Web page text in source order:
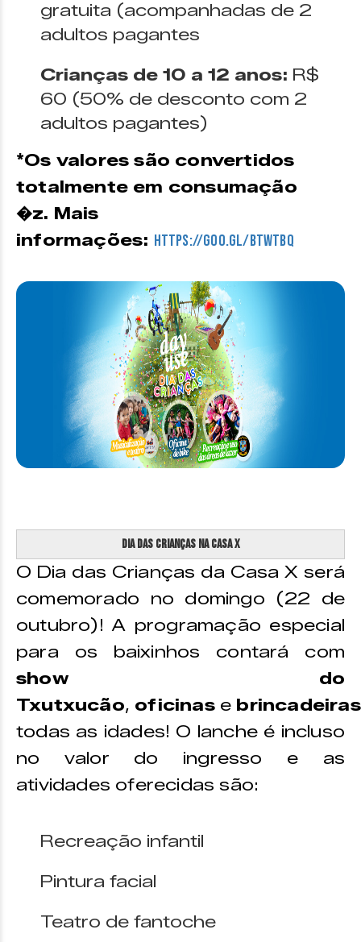
gratuita (acompanhadas de 2
adultos pagantes
Crianças de 10 a 12 anos: R$
60 (50% de desconto com 2
adultos pagantes)
*Os valores são convertidos
totalmente em consumação
�z. Mais
informações: https://goo.gl/bTWTbq
Dia das Crianças na Casa X
O Dia das Crianças da Casa X será
comemorado no domingo (22 de
outubro)! A programação especial
para os baixinhos contará com
show do
Txutxucão, oficinas e
todas as idades! O lanche é incluso
no valor do ingresso e as
atividades oferecidas são:
Recreação infantil
Pintura facial
Teatro de fantoche